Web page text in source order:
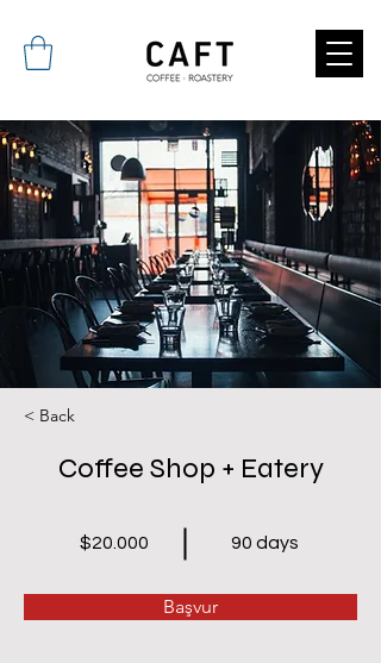
< Back
Coffee Shop + Eatery
$20.000 90 days
Başvur